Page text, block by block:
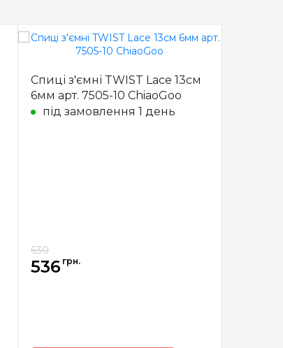
Спиці з'ємні TWIST Lace 13см
6мм арт. 7505-10 ChiaoGoo
під замовлення 1 день
630
536 грн.